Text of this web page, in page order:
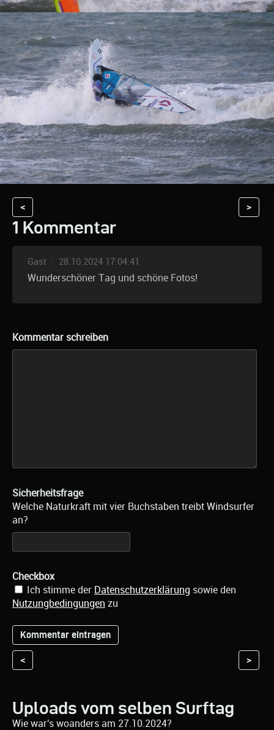
< >
1 Kommentar
Gast 28.10.2024 17:04:41
Wunderschöner Tag und schöne Fotos!
Kommentar schreiben
Sicherheitsfrage
Welche Naturkraft mit vier Buchstaben treibt Windsurfer
an?
Checkbox
Ich stimme der Datenschutzerklärung sowie den
Nutzungbedingungen zu
< >
Uploads vom selben Surftag
Wie war's woanders am 27.10.2024?